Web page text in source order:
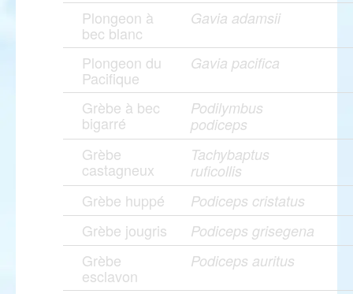
Plongeon à
bec blanc
Gavia adamsii
Plongeon du
Pacifique
Gavia pacifica
Grèbe à bec
bigarré
Podilymbus
podiceps
Grèbe
castagneux
Tachybaptus
ruficollis
Grèbe huppé Podiceps cristatus
Grèbe jougris Podiceps grisegena
Grèbe
esclavon
Podiceps auritus